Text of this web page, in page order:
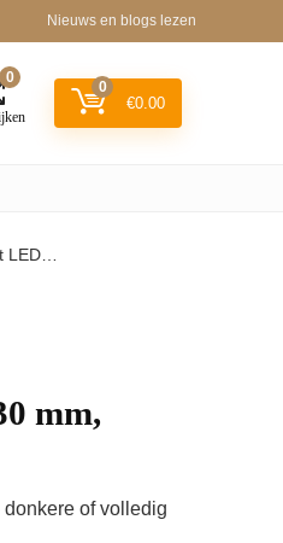
Nieuws en blogs lezen
0
0
€0.00
LED…
mm,
of volledig